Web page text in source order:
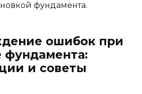
фундамента.
ошибок при
фундамента:
и советы